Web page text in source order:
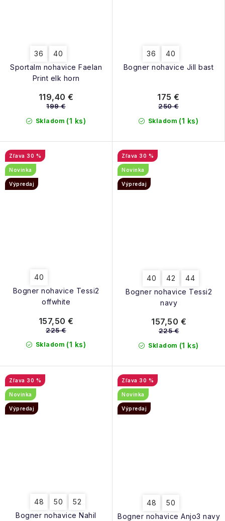
Sportalm nohavice Faelan
Print elk horn
36 40
Skladom (1 ks)
119,40 €
199 €
Bogner nohavice Jill bast
36 40
Skladom (1 ks)
175 €
250 €
Bogner nohavice Tessi2
offwhite
30 %
Novinka
Výpredaj
40
Skladom (1 ks)
157,50 €
225 €
Bogner nohavice Tessi2
navy
30 %
Novinka
Výpredaj
40 42 44
Skladom (1 ks)
157,50 €
225 €
Bogner nohavice Nahil
30 %
Novinka
Výpredaj
48 50 52
Bogner nohavice Anjo3 navy
30 %
Novinka
Výpredaj
48 50